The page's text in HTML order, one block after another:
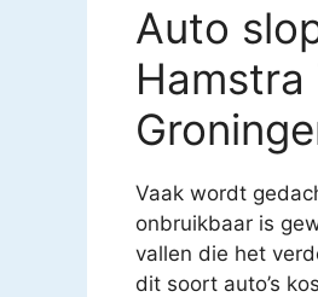
Auto
Hamstra
Vaak wordt
onbruikbaar is
vallen die het
dit soort auto’s